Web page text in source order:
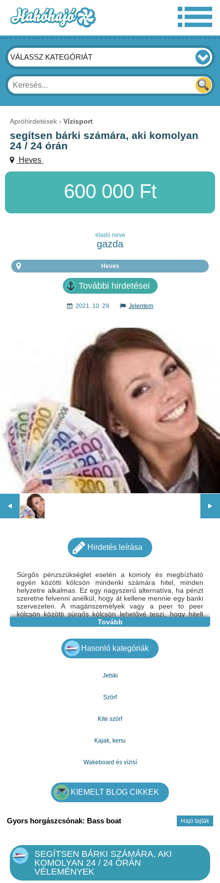
VÁLASSZ KATEGÓRIÁT
Apróhirdetések Vízisport
segítsen bárki számára, aki komolyan
24 / 24 órán
Heves
600 000 Ft
eladó neve
gazda
Heves
További hirdetései
2021. 10. 29. Jelentem
Hirdetés leírása
Sürgős pénzszükséglet esetén a komoly és megbízható
egyén közötti kölcsön mindenki számára hitel, minden
helyzetre alkalmas. Ez egy nagyszerű alternatíva, ha pénzt
szeretne felvenni anélkül, hogy át kellene mennie egy banki
szervezeten. A magánszemélyek vagy a peer to peer
kölcsön közötti sürgős kölcsön lehetővé teszi, hogy hitelt
vegyen fel valakitől készpénztartalékkal, vagy az AKCS által
személyeknek ajánlott, akik rendelkeznek Banque de
France (FICP) fájlokkal, vagy akiknek tilos banki
tevékenységet folytatniuk, és akik egy adott időszakra már
keresnek, és akik nem akarnak hitelt felvenni a bankjuktól,
magánhitelhez szükséges feltételekről és eljárásokról.
elérhetőség: gazdagergelia@gmail.com
Tovább
Hasonló kategóriák
Jetski
Szörf
Kite szörf
Kajak, kenu
Wakeboard és vízisí
KIEMELT BLOG CIKKEK
Hajó fajták
Gyors horgászcsónak: Bass boat
SEGÍTSEN BÁRKI SZÁMÁRA, AKI
KOMOLYAN 24 / 24 ÓRÁN
VÉLEMÉNYEK